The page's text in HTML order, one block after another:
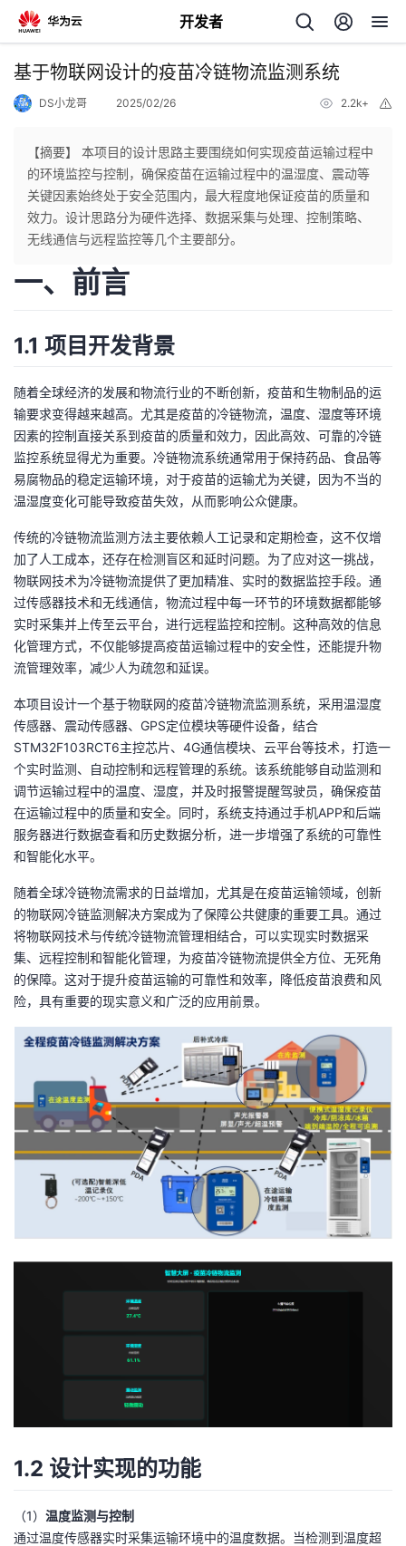
开发者
返
个
页
开
发
者
我
博
客
的
论
坛
我
的
圈
子
我
的
直
播
我
的
活
动
我
的
关
注
我
的
开
者
学
堂
的
程
我
认
的
我
我
的
我
支
持
我
的
技
支
我
的
声
基于物联网设计的疫苗冷链物流监测系统
DS小龙哥 2025/02/26 2.2k+
【摘要】 本项目的设计思路主要围绕如何实现疫苗运输过程中
的环境监控与控制，确保疫苗在运输过程中的温湿度、震动等
关键因素始终处于安全范围内，最大程度地保证疫苗的质量和
效力。设计思路分为硬件选择、数据采集与处理、控制策略、
无线通信与远程监控等几个主要部分。
一、前言
1.1 项目开发背景
随着全球经济的发展和物流行业的不断创新，疫苗和生物制品的运
输要求变得越来越高。尤其是疫苗的冷链物流，温度、湿度等环境
因素的控制直接关系到疫苗的质量和效力，因此高效、可靠的冷链
监控系统显得尤为重要。冷链物流系统通常用于保持药品、食品等
易腐物品的稳定运输环境，对于疫苗的运输尤为关键，因为不当的
温湿度变化可能导致疫苗失效，从而影响公众健康。
传统的冷链物流监测方法主要依赖人工记录和定期检查，这不仅增
加了人工成本，还存在检测盲区和延时问题。为了应对这一挑战，
物联网技术为冷链物流提供了更加精准、实时的数据监控手段。通
过传感器技术和无线通信，物流过程中每一环节的环境数据都能够
实时采集并上传至云平台，进行远程监控和控制。这种高效的信息
化管理方式，不仅能够提高疫苗运输过程中的安全性，还能提升物
流管理效率，减少人为疏忽和延误。
本项目设计一个基于物联网的疫苗冷链物流监测系统，采用温湿度
传感器、震动传感器、GPS定位模块等硬件设备，结合
STM32F103RCT6主控芯片、4G通信模块、云平台等技术，打造一
个实时监测、自动控制和远程管理的系统。该系统能够自动监测和
调节运输过程中的温度、湿度，并及时报警提醒驾驶员，确保疫苗
在运输过程中的质量和安全。同时，系统支持通过手机APP和后端
服务器进行数据查看和历史数据分析，进一步增强了系统的可靠性
和智能化水平。
随着全球冷链物流需求的日益增加，尤其是在疫苗运输领域，创新
的物联网冷链监测解决方案成为了保障公共健康的重要工具。通过
将物联网技术与传统冷链物流管理相结合，可以实现实时数据采
集、远程控制和智能化管理，为疫苗冷链物流提供全方位、无死角
的保障。这对于提升疫苗运输的可靠性和效率，降低疫苗浪费和风
险，具有重要的现实意义和广泛的应用前景。
1.2 设计实现的功能
（1） 温度监测与控制
通过温度传感器实时采集运输环境中的温度数据。当检测到温度超